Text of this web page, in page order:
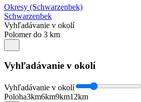
Okresy (Schwarzenbek)
Schwarzenbek
Vyhľadávanie v okolí
Polomer do 3 km
Vyhľadávanie v okolí
Vyhľadávanie v okolí
Poloha3km6km9km12km